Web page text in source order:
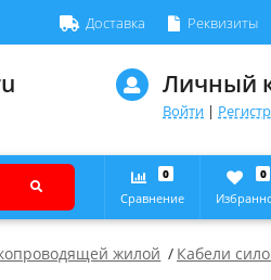
Доставка Реквизиты
Личный
Войти |
0
Сравнение
0
жилой
Кабели